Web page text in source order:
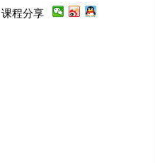
课程分享